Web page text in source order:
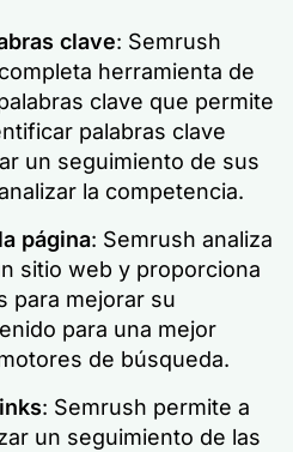
clave: Semrush
herramienta de
clave que permite
palabras clave
un seguimiento de sus
la competencia.
página: Semrush analiza
sitio web y proporciona
para mejorar su
para una mejor
de búsqueda.
: Semrush permite a
un seguimiento de las